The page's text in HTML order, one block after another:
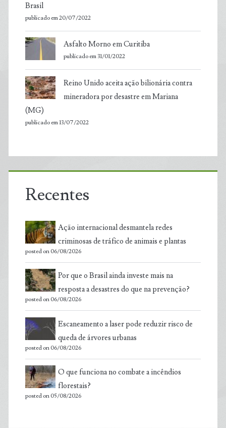
Brasil
publicado em 20/07/2022
Asfalto Morno em Curitiba
publicado em 31/01/2022
Reino Unido aceita ação bilionária contra
mineradora por desastre em Mariana
(MG)
publicado em 13/07/2022
Recentes
Ação internacional desmantela redes
criminosas de tráfico de animais e plantas
posted on 06/08/2026
Por que o Brasil ainda investe mais na
resposta a desastres do que na prevenção?
posted on 06/08/2026
Escaneamento a laser pode reduzir risco de
queda de árvores urbanas
posted on 06/08/2026
O que funciona no combate a incêndios
florestais?
posted on 05/08/2026